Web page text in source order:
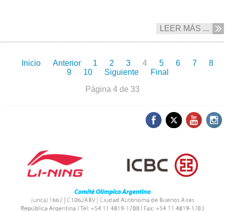
LEER MÁS ...
Inicio Anterior 1 2 3 4 5 6 7
8
9
10 Siguiente
Final
Página 4 de 33